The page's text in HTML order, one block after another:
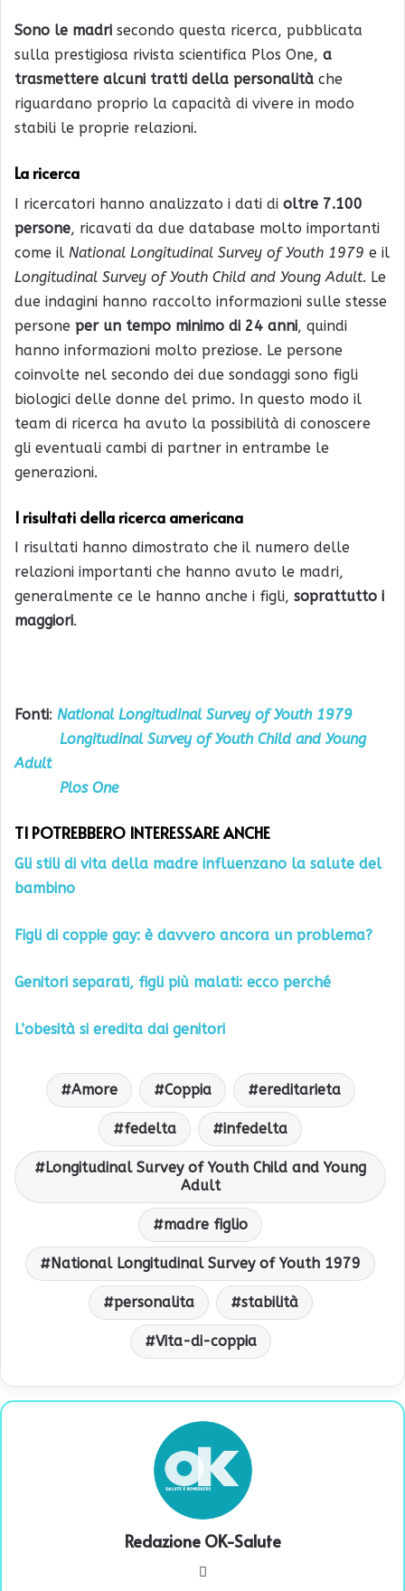
Sono le madri secondo questa ricerca, pubblicata
sulla prestigiosa rivista scientifica Plos One, a
trasmettere alcuni tratti della personalità che
riguardano proprio la capacità di vivere in modo
stabili le proprie relazioni.
La ricerca
I ricercatori hanno analizzato i dati di oltre 7.100
persone, ricavati da due database molto importanti
come il National Longitudinal Survey of Youth 1979 e il
Longitudinal Survey of Youth Child and Young Adult. Le
due indagini hanno raccolto informazioni sulle stesse
persone per un tempo minimo di 24 anni, quindi
hanno informazioni molto preziose. Le persone
coinvolte nel secondo dei due sondaggi sono figli
biologici delle donne del primo. In questo modo il
team di ricerca ha avuto la possibilità di conoscere
gli eventuali cambi di partner in entrambe le
generazioni.
I risultati della ricerca americana
I risultati hanno dimostrato che il numero delle
relazioni importanti che hanno avuto le madri,
generalmente ce le hanno anche i figli, soprattutto i
maggiori.
Fonti: National Longitudinal Survey of Youth 1979
Longitudinal Survey of Youth Child and Young
Adult
Plos One
TI POTREBBERO INTERESSARE ANCHE
Gli stili di vita della madre influenzano la salute del
bambino
Figli di coppie gay: è davvero ancora un problema?
Genitori separati, figli più malati: ecco perché
L’obesità si eredita dai genitori
Amore Coppia ereditarieta
fedelta infedelta
Longitudinal Survey of Youth Child and Young
Adult
madre figlio
National Longitudinal Survey of Youth 1979
personalita stabilità
Vita-di-coppia
Redazione OK-Salute